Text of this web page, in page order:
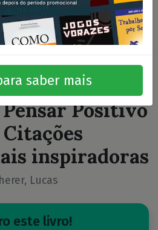
Positivo
Citações
inspiradoras
Lucas
este livro!
saber mais